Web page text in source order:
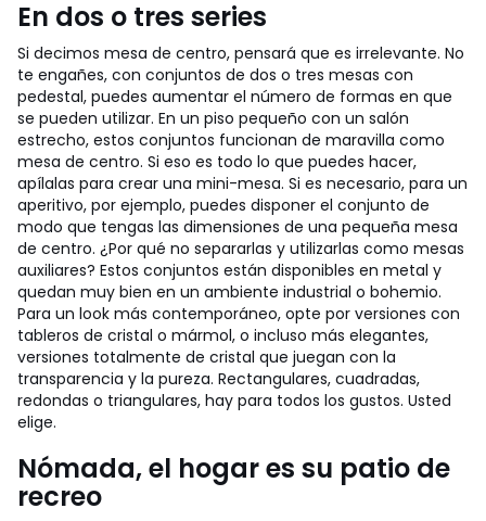
En dos o tres series
Si decimos mesa de centro, pensará que es irrelevante. No
te engañes, con conjuntos de dos o tres mesas con
pedestal, puedes aumentar el número de formas en que
se pueden utilizar. En un piso pequeño con un salón
estrecho, estos conjuntos funcionan de maravilla como
mesa de centro. Si eso es todo lo que puedes hacer,
apílalas para crear una mini-mesa. Si es necesario, para un
aperitivo, por ejemplo, puedes disponer el conjunto de
modo que tengas las dimensiones de una pequeña mesa
de centro. ¿Por qué no separarlas y utilizarlas como mesas
auxiliares? Estos conjuntos están disponibles en metal y
quedan muy bien en un ambiente industrial o bohemio.
Para un look más contemporáneo, opte por versiones con
tableros de cristal o mármol, o incluso más elegantes,
versiones totalmente de cristal que juegan con la
transparencia y la pureza. Rectangulares, cuadradas,
redondas o triangulares, hay para todos los gustos. Usted
elige.
Nómada, el hogar es su patio de
recreo